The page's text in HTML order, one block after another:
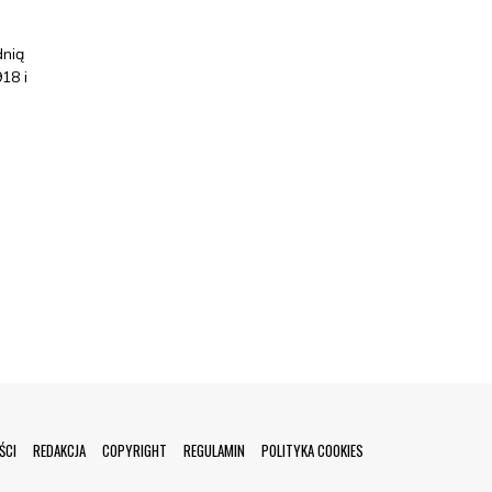
i
REDAKCJA COPYRIGHT REGULAMIN POLITYKA COOKIES